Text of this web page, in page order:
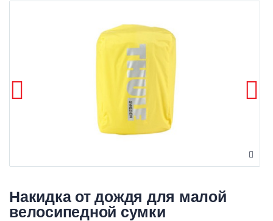
Накидка от дождя для малой
велосипедной сумки